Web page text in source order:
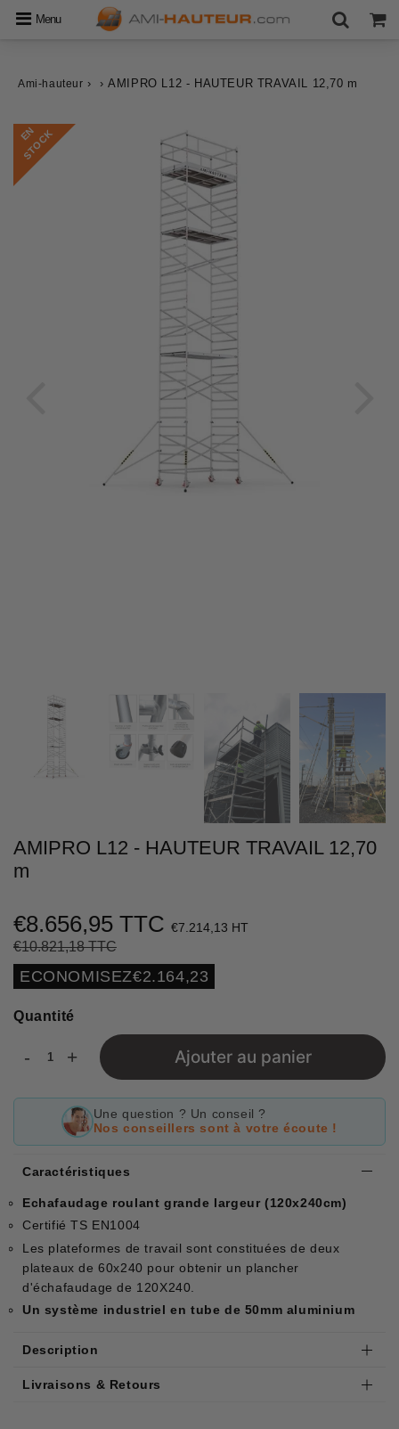
Menu
Ami-hauteur › › AMIPRO L12 - HAUTEUR TRAVAIL 12,70 m
E
N
S
T
O
C
K
AMIPRO L12 - HAUTEUR TRAVAIL 12,70
m
€8.656,95 TTC €7.214,13 HT
€10.821,18 TTC
régulier
réduit
Unit
price
ECONOMISEZ€2.164,23
Quantité
- + Ajouter au panier
Une question ? Un conseil ?
Nos conseillers sont à votre écoute !
Caractéristiques
Echafaudage roulant grande largeur (120x240cm)
Certifié TS EN1004
Les plateformes de travail sont constituées de deux
plateaux de 60x240 pour obtenir un plancher
d'échafaudage de 120X240.
Un système industriel en tube de 50mm aluminium
Description
Livraisons & Retours